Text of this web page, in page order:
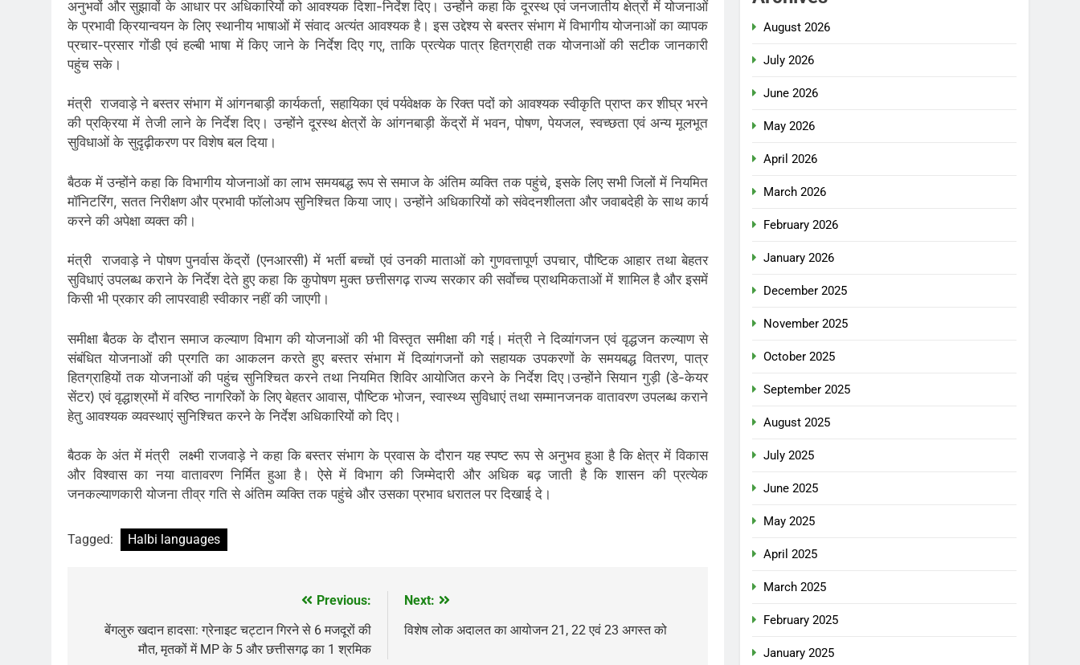
अनुभवों और सुझावों के आधार पर अधिकारियों को आवश्यक दिशा-निर्देश दिए। उन्होंने कहा कि दूरस्थ एवं जनजातीय क्षेत्रों में योजनाओं
के प्रभावी क्रियान्वयन के लिए स्थानीय भाषाओं में संवाद अत्यंत आवश्यक है। इस उद्देश्य से बस्तर संभाग में विभागीय योजनाओं का व्यापक
प्रचार-प्रसार गोंडी एवं हल्बी भाषा में किए जाने के निर्देश दिए गए, ताकि प्रत्येक पात्र हितग्राही तक योजनाओं की सटीक जानकारी
पहुंच सके।
मंत्री राजवाड़े ने बस्तर संभाग में आंगनबाड़ी कार्यकर्ता, सहायिका एवं पर्यवेक्षक के रिक्त पदों को आवश्यक स्वीकृति प्राप्त कर शीघ्र भरने
की प्रक्रिया में तेजी लाने के निर्देश दिए। उन्होंने दूरस्थ क्षेत्रों के आंगनबाड़ी केंद्रों में भवन, पोषण, पेयजल, स्वच्छता एवं अन्य मूलभूत
सुविधाओं के सुदृढ़ीकरण पर विशेष बल दिया।
बैठक में उन्होंने कहा कि विभागीय योजनाओं का लाभ समयबद्ध रूप से समाज के अंतिम व्यक्ति तक पहुंचे, इसके लिए सभी जिलों में नियमित
मॉनिटरिंग, सतत निरीक्षण और प्रभावी फॉलोअप सुनिश्चित किया जाए। उन्होंने अधिकारियों को संवेदनशीलता और जवाबदेही के साथ कार्य
करने की अपेक्षा व्यक्त की।
मंत्री राजवाड़े ने पोषण पुनर्वास केंद्रों (एनआरसी) में भर्ती बच्चों एवं उनकी माताओं को गुणवत्तापूर्ण उपचार, पौष्टिक आहार तथा बेहतर
सुविधाएं उपलब्ध कराने के निर्देश देते हुए कहा कि कुपोषण मुक्त छत्तीसगढ़ राज्य सरकार की सर्वाेच्च प्राथमिकताओं में शामिल है और इसमें
किसी भी प्रकार की लापरवाही स्वीकार नहीं की जाएगी।
समीक्षा बैठक के दौरान समाज कल्याण विभाग की योजनाओं की भी विस्तृत समीक्षा की गई। मंत्री ने दिव्यांगजन एवं वृद्धजन कल्याण से
संबंधित योजनाओं की प्रगति का आकलन करते हुए बस्तर संभाग में दिव्यांगजनों को सहायक उपकरणों के समयबद्ध वितरण, पात्र
हितग्राहियों तक योजनाओं की पहुंच सुनिश्चित करने तथा नियमित शिविर आयोजित करने के निर्देश दिए।उन्होंने सियान गुड़ी (डे-केयर
सेंटर) एवं वृद्धाश्रमों में वरिष्ठ नागरिकों के लिए बेहतर आवास, पौष्टिक भोजन, स्वास्थ्य सुविधाएं तथा सम्मानजनक वातावरण उपलब्ध कराने
हेतु आवश्यक व्यवस्थाएं सुनिश्चित करने के निर्देश अधिकारियों को दिए।
बैठक के अंत में मंत्री लक्ष्मी राजवाड़े ने कहा कि बस्तर संभाग के प्रवास के दौरान यह स्पष्ट रूप से अनुभव हुआ है कि क्षेत्र में विकास
और विश्वास का नया वातावरण निर्मित हुआ है। ऐसे में विभाग की जिम्मेदारी और अधिक बढ़ जाती है कि शासन की प्रत्येक
जनकल्याणकारी योजना तीव्र गति से अंतिम व्यक्ति तक पहुंचे और उसका प्रभाव धरातल पर दिखाई दे।
Tagged: Halbi languages
navigation
Previous:
बेंगलुरु खदान हादसा: ग्रेनाइट चट्टान गिरने से 6 मजदूरों की
मौत, मृतकों में MP के 5 और छत्तीसगढ़ का 1 श्रमिक
Next:
विशेष लोक अदालत का आयोजन 21, 22 एवं 23 अगस्त को
August 2026
July 2026
June 2026
May 2026
April 2026
March 2026
February 2026
January 2026
December 2025
November 2025
October 2025
September 2025
August 2025
July 2025
June 2025
May 2025
April 2025
March 2025
February 2025
January 2025